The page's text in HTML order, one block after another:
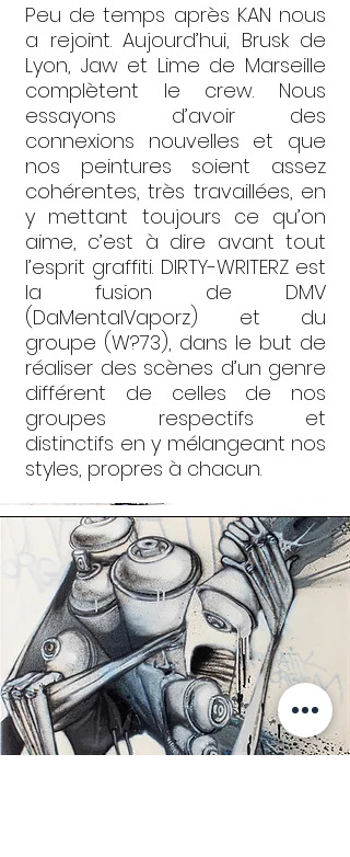
Peu de temps après KAN nous
a rejoint. Aujourd’hui, Brusk de
Lyon, Jaw et Lime de Marseille
complètent le crew. Nous
essayons d’avoir des
connexions nouvelles et que
nos peintures soient assez
cohérentes, très travaillées, en
y mettant toujours ce qu’on
aime, c’est à dire avant tout
l’esprit graffiti. DIRTY-WRITERZ est
la fusion de DMV
(DaMentalVaporz) et du
groupe (W?73), dans le but de
réaliser des scènes d’un genre
différent de celles de nos
groupes respectifs et
distinctifs en y mélangeant nos
styles, propres à chacun.